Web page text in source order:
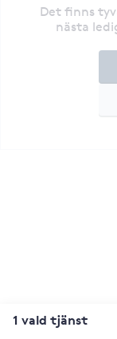
Det finns
nästa
1 vald tjänst